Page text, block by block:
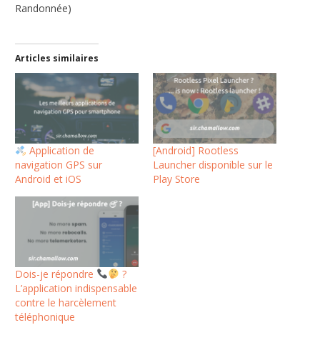
Randonnée)
Articles similaires
Application de
navigation GPS sur
Android et iOS
[Android] Rootless
Launcher disponible sur le
Play Store
Dois-je répondre
?
L’application indispensable
contre le harcèlement
téléphonique